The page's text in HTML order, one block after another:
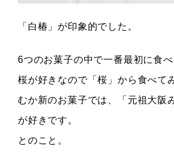
「白椿」が印象的でした。
6つのお菓子の中で一番最初に食べ
桜が好きなので「桜」から食べて
むか新のお菓子では、「元祖大阪
が好きです。
とのこと。